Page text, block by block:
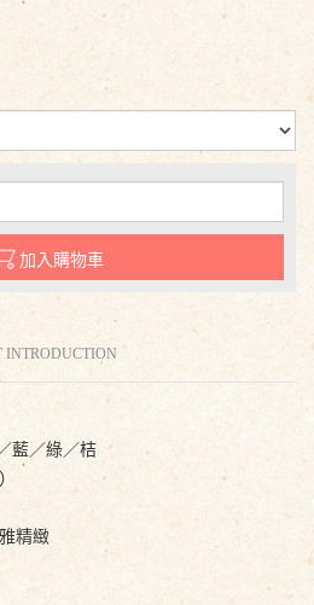
加入購物車
INTRODUCTION
藍／綠／桔
精緻